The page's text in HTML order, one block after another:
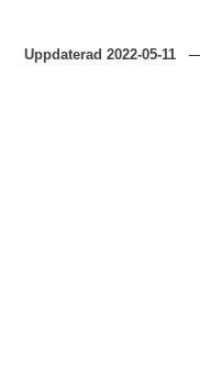
Uppdaterad2022-05-11